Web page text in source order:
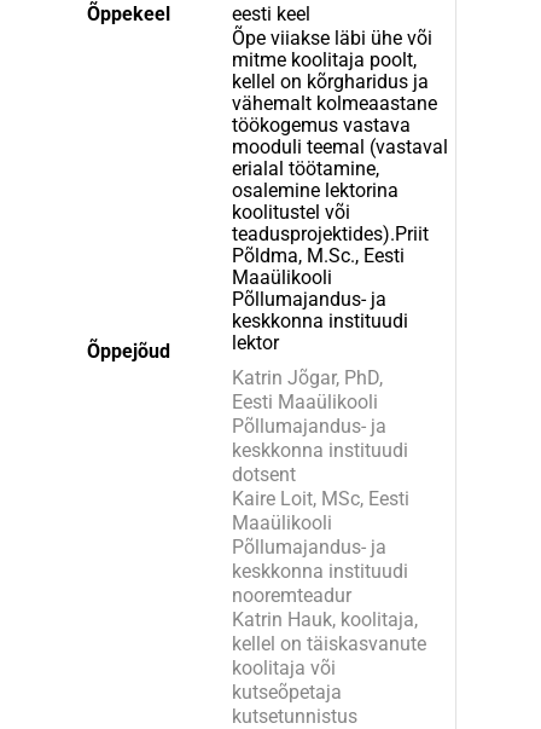
Õppekeel
eesti keel
Õppejõud
Õpe viiakse läbi ühe või
mitme koolitaja poolt,
kellel on kõrgharidus ja
vähemalt kolmeaastane
töökogemus vastava
mooduli teemal (vastaval
erialal töötamine,
osalemine lektorina
koolitustel või
teadusprojektides).Priit
Põldma, M.Sc., Eesti
Maaülikooli
Põllumajandus- ja
keskkonna instituudi
lektor
Katrin Jõgar, PhD,
Eesti Maaülikooli
Põllumajandus- ja
keskkonna instituudi
dotsent
Kaire Loit, MSc, Eesti
Maaülikooli
Põllumajandus- ja
keskkonna instituudi
nooremteadur
Katrin Hauk, koolitaja,
kellel on täiskasvanute
koolitaja või
kutseõpetaja
kutsetunnistus